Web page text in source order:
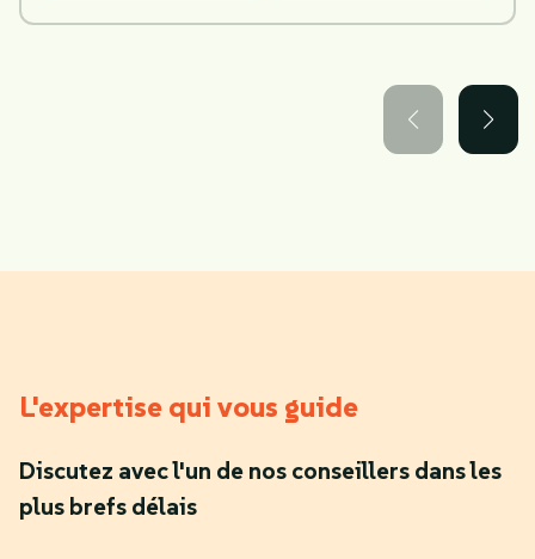
L'expertise qui vous guide
Discutez avec l'un de nos conseillers dans les
plus brefs délais